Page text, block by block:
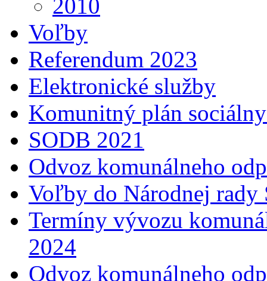
2010
Voľby
Referendum 2023
Elektronické služby
Komunitný plán
SODB 2021
Odvoz komunálneho
Voľby do Národnej
Termíny vývozu
2024
Odvoz komunálneho